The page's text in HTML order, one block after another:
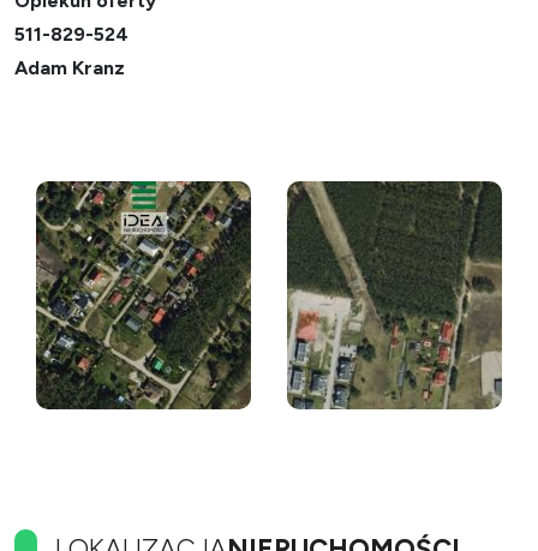
511-829-524
Adam Kranz